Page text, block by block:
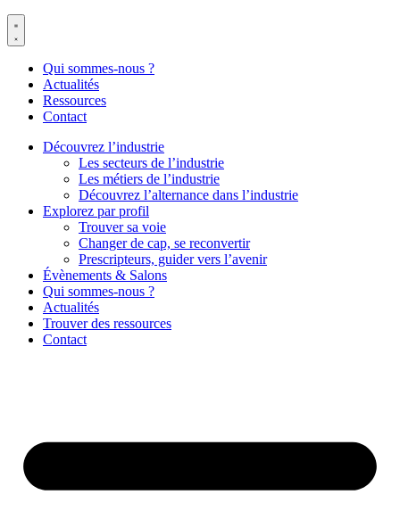
Qui sommes-nous ?
Actualités
Ressources
Contact
Découvrez l’industrie
Les secteurs de l’industrie
Les métiers de l’industrie
Découvrez l’alternance dans l’industrie
Explorez par profil
Trouver sa voie
Changer de cap, se reconvertir
Prescripteurs, guider vers l’avenir
Évènements & Salons
Qui sommes-nous ?
Actualités
Trouver des ressources
Contact